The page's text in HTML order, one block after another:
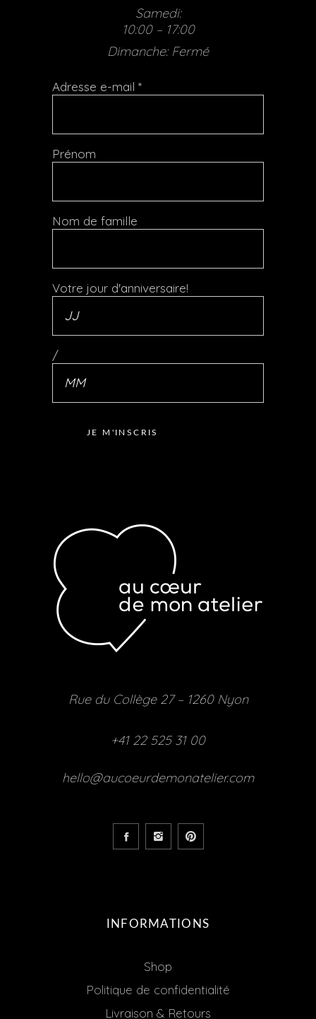
Samedi:
10:00 – 17:00
Dimanche: Fermé
Adresse e-mail *
Prénom
Nom de famille
Votre jour d'anniversaire!
/
Rue du Collège 27 – 1260 Nyon
+41 22 525 31 00
hello@aucoeurdemonatelier.com
INFORMATIONS
Shop
Politique de confidentialité
Livraison & Retours